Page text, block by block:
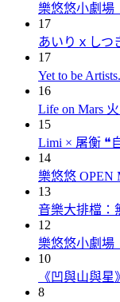
樂悠悠小劇場
17
あいりｘしつ
17
Yet to be
16
Life on Mars
15
Limi × 屠衡 ❝
14
樂悠悠 OPEN
13
音樂大排檔：
12
樂悠悠小劇場
10
《凹與山與星》
8